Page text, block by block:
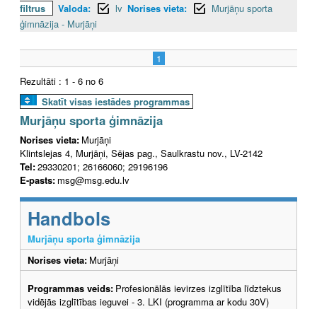
filtrus
Valoda: lv Norises vieta:
Murjāņu sporta
ģimnāzija - Murjāņi
1
Rezultāti : 1 - 6 no 6
Skatīt visas iestādes programmas
Murjāņu sporta ģimnāzija
Norises vieta: Murjāņi
Klintslejas 4, Murjāņi, Sējas pag., Saulkrastu nov., LV-2142
Tel:29330201; 26166060; 29196196
E-pasts: msg@msg.edu.lv
Handbols
Murjāņu sporta ģimnāzija
Norises vieta: Murjāņi
Programmas veids: Profesionālās ievirzes izglītība līdztekus
vidējās izglītības ieguvei - 3. LKI (programma ar kodu 30V)